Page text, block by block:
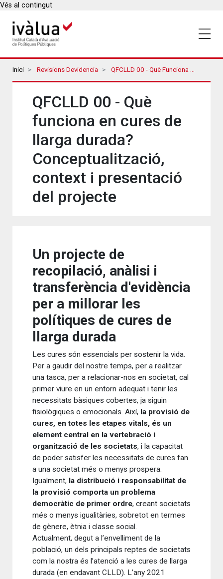
Vés al contingut
Breadcrumbs
Inici Revisions Devidencia QFCLLD 00 - Què Funciona En Cures De Llarga Durada? Conceptualització, Context I Presentació Del Projecte
QFCLLD 00 - Què
funciona en cures de
llarga durada?
Conceptualització,
context i presentació
del projecte
Un projecte de
recopilació, anàlisi i
transferència d'evidència
per a millorar les
polítiques de cures de
llarga durada
Les cures són essencials per sostenir la vida.
Per a gaudir del nostre temps, per a realitzar
una tasca, per a relacionar-nos en societat, cal
primer viure en un entorn adequat i tenir les
necessitats bàsiques cobertes, ja siguin
fisiològiques o emocionals. Així, la provisió de
cures, en totes les etapes vitals, és un
element central en la vertebració i
organització de les societats, i la capacitat
de poder satisfer les necessitats de cures fan
a una societat més o menys prospera.
Igualment, la distribució i responsabilitat de
la provisió comporta un problema
democràtic de primer ordre, creant societats
més o menys igualitàries, sobretot en termes
de gènere, ètnia i classe social.
Actualment, degut a l’envelliment de la
població, un dels principals reptes de societats
com la nostra és l’atenció a les cures de llarga
durada (en endavant CLLD). L’any 2021